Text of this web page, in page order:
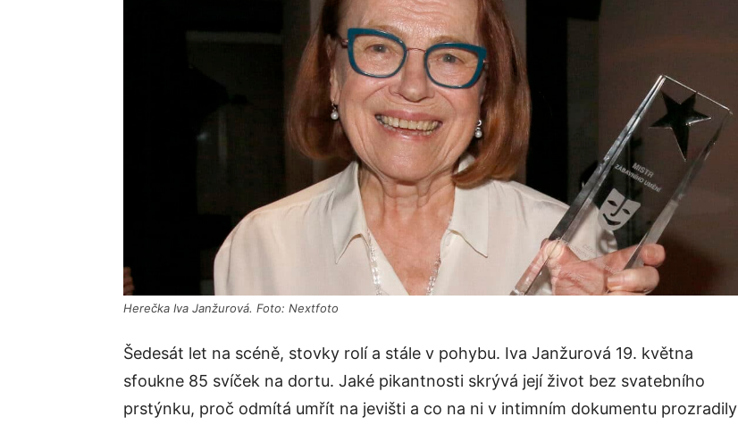
Herečka Iva Janžurová. Foto: Nextfoto
Šedesát let na scéně, stovky rolí a stále v pohybu. Iva Janžurová 19. května
sfoukne 85 svíček na dortu. Jaké pikantnosti skrývá její život bez svatebního
prstýnku, proč odmítá umřít na jevišti a co na ni v intimním dokumentu prozradily